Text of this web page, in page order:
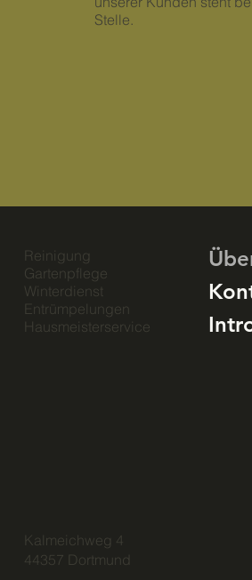
Stelle.
Kalmeichweg 4
44357 Dortmund
Reinigung
Gartenpflege
Winterdienst
Entrümpelungen
Hausmeisterservice